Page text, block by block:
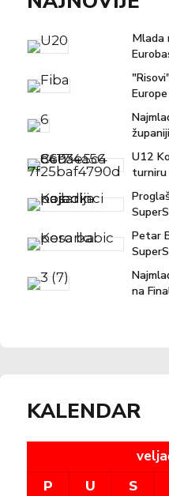
Mlada
županiji
U12
Petar
sezoni!
na
KALENDAR
P U S